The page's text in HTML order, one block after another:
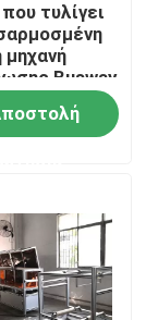
τυλίγει
Busway